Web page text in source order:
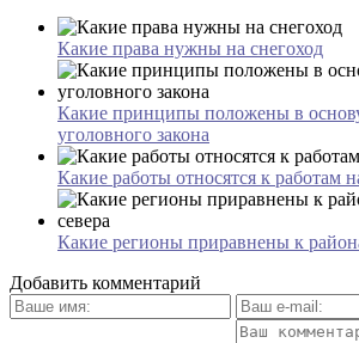
Какие права нужны на снегоход
Какие принципы положены в
уголовного закона
Какие работы относятся к работам
Какие регионы приравнены к
Добавить комментарий